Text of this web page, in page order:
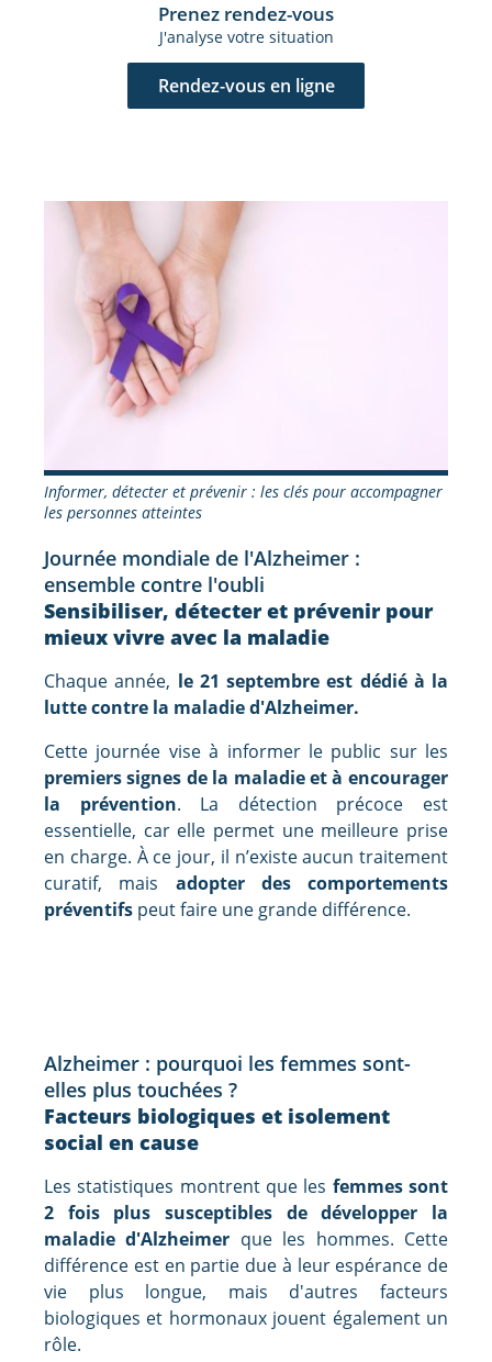
Prenez rendez-vous
J'analyse votre situation
Rendez-vous en ligne
Journée mondiale de l'Alzheimer :
ensemble contre l'oubli
Sensibiliser, détecter et prévenir pour
mieux vivre avec la maladie
Chaque année, le 21 septembre est dédié à la
lutte contre la maladie d'Alzheimer.
Cette journée vise à informer le public sur les
premiers signes de la maladie et à encourager
la prévention. La détection précoce est
essentielle, car elle permet une meilleure prise
en charge. À ce jour, il n’existe aucun traitement
curatif, mais adopter des comportements
préventifs peut faire une grande différence.
Informer, détecter et prévenir : les clés pour accompagner
les personnes atteintes
Alzheimer : pourquoi les femmes sont-
elles plus touchées ?
Facteurs biologiques et isolement
social en cause
Les statistiques montrent que les femmes sont
2 fois plus susceptibles de développer la
maladie d'Alzheimer que les hommes. Cette
différence est en partie due à leur espérance de
vie plus longue, mais d'autres facteurs
biologiques et hormonaux jouent également un
rôle.